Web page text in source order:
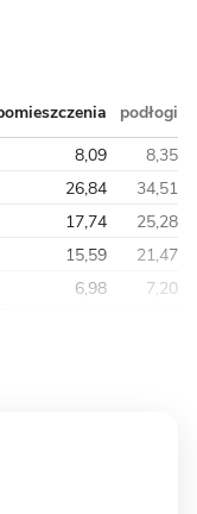
podłogi
8,09
8,35
26,84
34,51
17,74
25,28
15,59
21,47
6,98
7,20